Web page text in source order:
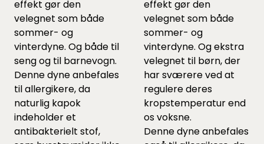
effekt gør den
velegnet som både
sommer- og
vinterdyne. Og både til
seng og til barnevogn.
Denne dyne anbefales
til allergikere, da
naturlig kapok
indeholder et
antibakterielt stof,
effekt gør den
velegnet som både
sommer- og
vinterdyne. Og ekstra
velegnet til børn, der
har sværere ved at
regulere deres
kropstemperatur end
os voksne.
Denne dyne anbefales